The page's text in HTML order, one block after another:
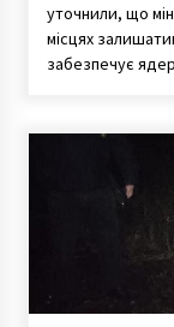
уточнили, що
місцях
забезпечує